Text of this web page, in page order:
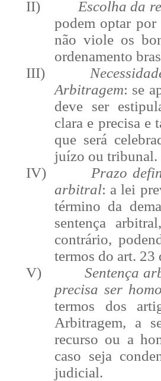
II)
Escolha da
podem optar
não viole os
ordenamento
III)
Arbitragem: se
deve ser
clara e precisa e
que será
juízo ou tribunal.
IV)
Prazo
arbitral: a lei
término da
sentença
contrário,
termos do art.
V)
Sentença
precisa ser
termos dos
Arbitragem, a
recurso ou a
caso seja
judicial.